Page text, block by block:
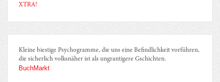
XTRA!
Kleine biestige Psychogramme, die uns eine Befindlichkeit vorführen,
die sicherlich volksnäher ist als ungrantigere Gschichten.
BuchMarkt